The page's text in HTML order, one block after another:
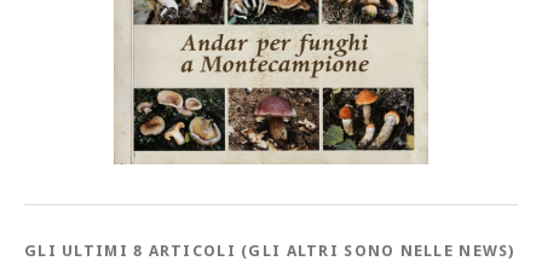
GLI ULTIMI 8 ARTICOLI (GLI ALTRI SONO NELLE NEWS)